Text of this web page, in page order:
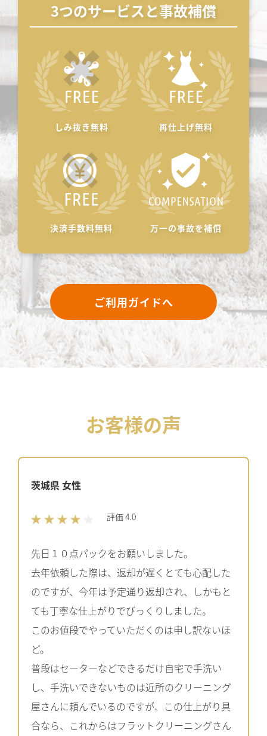
3つのサービスと事故補償
しみ抜き無料 再仕上げ無料
決済手数料無料 万一の事故を補償
ご利用ガイドへ
お客様の声
茨城県 女性
評価 4.0
先日１０点パックをお願いしました。
去年依頼した際は、返却が遅くとても心配した
のですが、今年は予定通り返却され、しかもと
ても丁寧な仕上がりでびっくりしました。
このお値段でやっていただくのは申し訳ないほ
ど。
普段はセーターなどできるだけ自宅で手洗い
し、手洗いできないものは近所のクリーニング
屋さんに頼んでいるのですが、この仕上がり具
合なら、これからはフラットクリーニングさん